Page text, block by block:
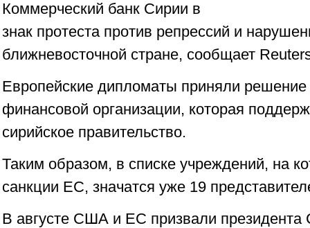
Коммерческий банк Сирии в
знак протеста против репрессий и
ближневосточной стране, сообщает
Европейские дипломаты приняли решение
финансовой организации, которая
сирийское правительство.
Таким образом, в списке учреждений, на
санкции ЕС, значатся уже 19
В августе США и ЕС призвали